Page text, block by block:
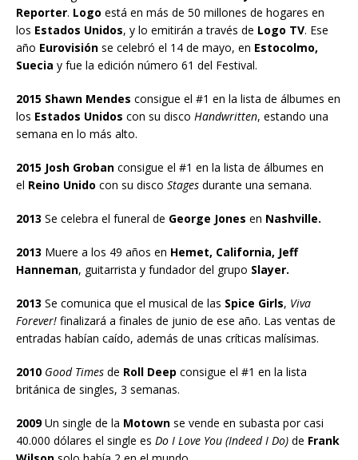
Reporter. Logo está en más de 50 millones de hogares en
los Estados Unidos, y lo emitirán a través de Logo TV. Ese
año Eurovisión se celebró el 14 de mayo, en Estocolmo,
Suecia y fue la edición número 61 del Festival.
2015 Shawn Mendes consigue el #1 en la lista de álbumes en
los Estados Unidos con su disco Handwritten, estando una
semana en lo más alto.
2015 Josh Groban consigue el #1 en la lista de álbumes en
el Reino Unido con su disco Stages durante una semana.
2013 Se celebra el funeral de George Jones en Nashville.
2013 Muere a los 49 años en Hemet, California, Jeff
Hanneman, guitarrista y fundador del grupo Slayer.
2013 Se comunica que el musical de las Spice Girls, Viva
Forever! finalizará a finales de junio de ese año. Las ventas de
entradas habían caído, además de unas críticas malísimas.
2010 Good Times de Roll Deep consigue el #1 en la lista
británica de singles, 3 semanas.
2009Un single de la Motown se vende en subasta por casi
40.000 dólares el single es Do I Love You (Indeed I Do) de Frank